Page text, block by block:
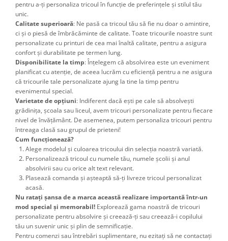
pentru a-ți personaliza tricoul în funcție de preferințele și stilul tău
unic.
Calitate superioară: Ne pasă ca tricoul tău să fie nu doar o amintire,
ci și o piesă de îmbrăcăminte de calitate. Toate tricourile noastre sunt
personalizate cu printuri de cea mai înaltă calitate, pentru a asigura
confort și durabilitate pe termen lung.
Disponibilitate la timp: Înțelegem că absolvirea este un eveniment
planificat cu atenție, de aceea lucrăm cu eficiență pentru a ne asigura
că tricourile tale personalizate ajung la tine la timp pentru
evenimentul special.
Varietate de opțiuni: Indiferent dacă ești pe cale să absolvești
grădinița, școala sau liceul, avem tricouri personalizate pentru fiecare
nivel de învățământ. De asemenea, putem personaliza tricouri pentru
întreaga clasă sau grupul de prieteni!
Cum funcționează?
Alege modelul și culoarea tricoului din selecția noastră variată.
Personalizează tricoul cu numele tău, numele școlii și anul
absolvirii sau cu orice alt text relevant.
Plasează comanda și așteaptă să-ți livreze tricoul personalizat
acasă.
Nu ratați șansa de a marca această realizare importantă într-un
mod special și memorabil! Explorează gama noastră de tricouri
personalizate pentru absolvire și creează-ți sau creează-i copilului
tău un suvenir unic și plin de semnificație.
Pentru comenzi sau întrebări suplimentare, nu ezitați să ne contactați